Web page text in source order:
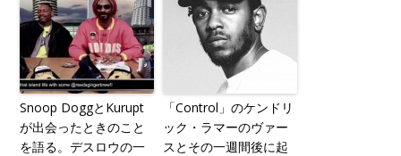
Snoop DoggとKurupt
が出会ったときのこと
を語る。デスロウの一
「Control」のケンドリ
ック・ラマーのヴァー
スとその一週間後に起